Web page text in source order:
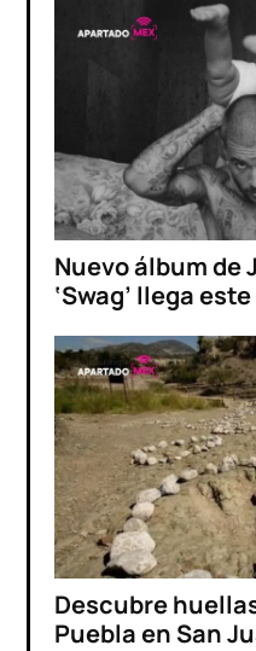
Nuevo álbum de
‘Swag’ llega
Descubre
Puebla en San